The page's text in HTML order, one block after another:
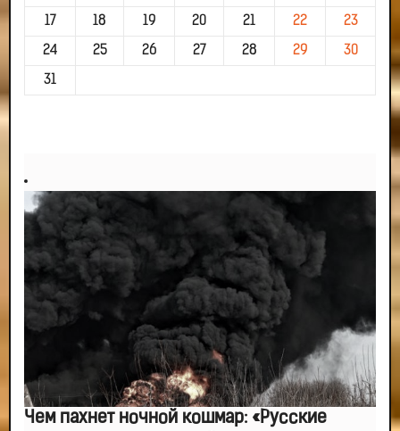
17 18 19 20 21 22 23
24 25 26 27 28 29 30
31
Чем пахнет ночной кошмар: «Русские